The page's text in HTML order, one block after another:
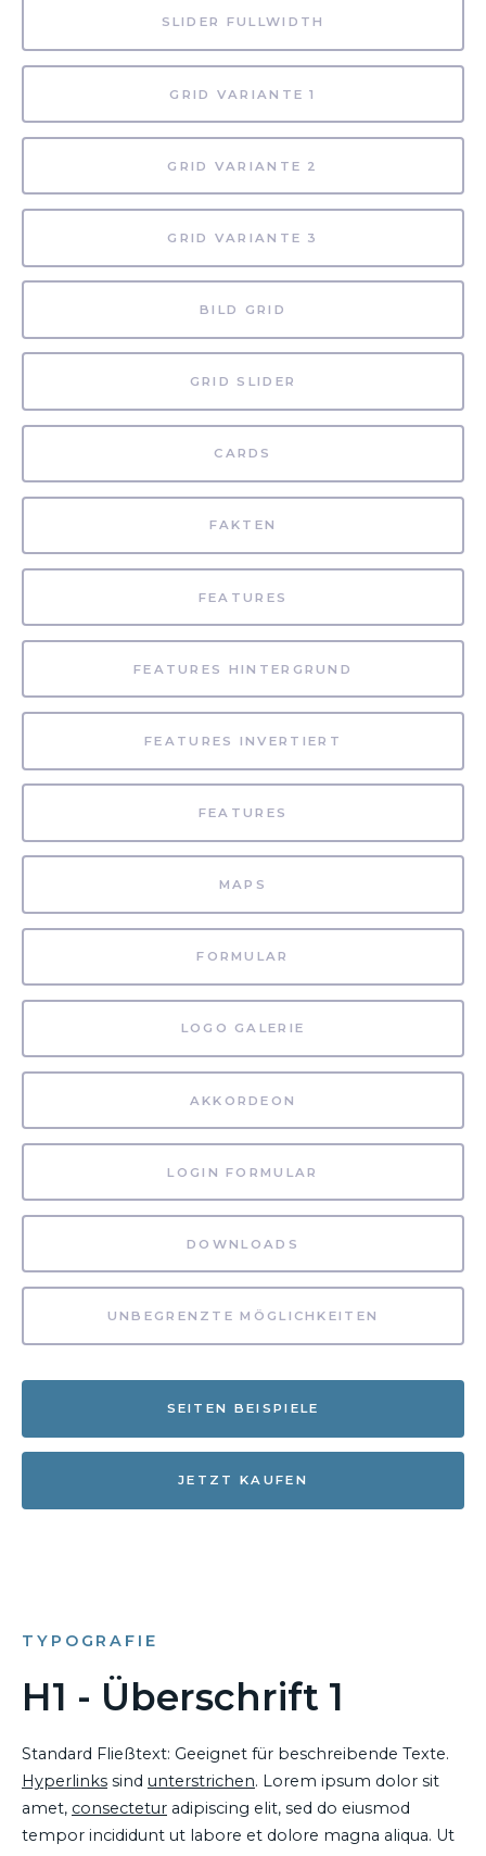
SLIDER FULLWIDTH
GRID VARIANTE 1
GRID VARIANTE 2
GRID VARIANTE 3
BILD GRID
GRID SLIDER
CARDS
FAKTEN
FEATURES
FEATURES HINTERGRUND
FEATURES INVERTIERT
FEATURES
MAPS
FORMULAR
LOGO GALERIE
AKKORDEON
LOGIN FORMULAR
DOWNLOADS
UNBEGRENZTE MÖGLICHKEITEN
SEITEN BEISPIELE
JETZT KAUFEN
TYPOGRAFIE
H1 - Überschrift 1
Standard Fließtext: Geeignet für beschreibende Texte.
Hyperlinks sind unterstrichen. Lorem ipsum dolor sit
amet, consectetur adipiscing elit, sed do eiusmod
tempor incididunt ut labore et dolore magna aliqua. Ut